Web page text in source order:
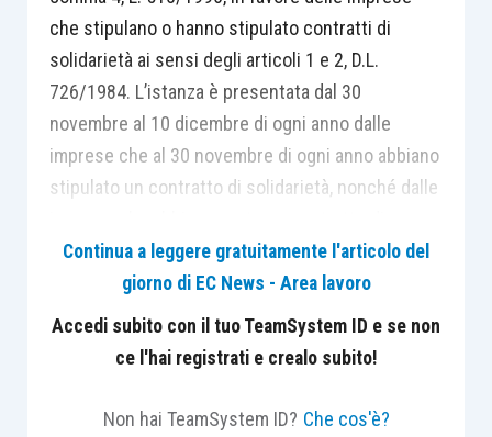
che stipulano o hanno stipulato contratti di
solidarietà ai sensi degli articoli 1 e 2, D.L.
726/1984. L’istanza è presentata dal 30
novembre al 10 dicembre di ogni anno dalle
imprese che al 30 novembre di ogni anno abbiano
stipulato un contratto di solidarietà, nonché dalle
solidarietà in corso nel secondo semestre
dell’anno precedente.
Il D.I. prevede l’utilizzo esclusivo dell’applicativo
istruzioni dal Ministero del lavoro concircolare n.
Continua a leggere gratuitamente l'articolo del
giorno di EC News - Area lavoro
Accedi subito con il tuo TeamSystem ID e se non
ce l'hai registrati e crealo subito!
Non hai TeamSystem ID? Che cos'è?